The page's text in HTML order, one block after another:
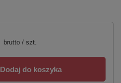
brutto / szt.
Dodaj do koszyka